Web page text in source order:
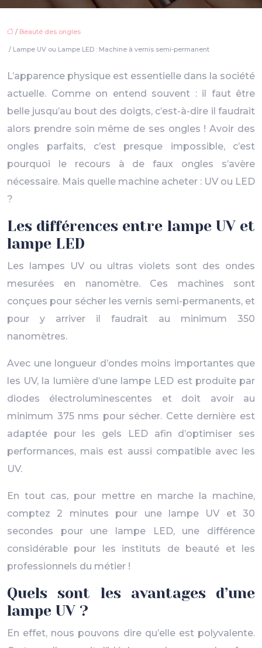
/ Beauté des ongles
/ Lampe UV ou Lampe LED : Machine à vernis semi-permanent
L’apparence physique est essentielle dans la société
actuelle. Comme on entend souvent : il faut être
belle jusqu’au bout des doigts, c’est-à-dire il faudrait
alors prendre soin même de ses ongles ! Avoir des
ongles parfaits, c’est presque impossible, c’est
pourquoi le recours à de faux ongles s’avère
nécessaire. Mais quelle machine acheter : UV ou LED
?
Les différences entre lampe UV et
lampe LED
Les lampes UV ou ultras violets sont des ondes
mesurées en nanomètre. Ces machines sont
conçues pour sécher les vernis semi-permanents, et
pour y arriver il faudrait au minimum 350
nanomètres.
Avec une longueur d’ondes moins importantes que
les UV, la lumière d’une lampe LED est produite par
diodes électroluminescentes et doit avoir au
minimum 375 nms pour sécher. Cette dernière est
adaptée pour les gels LED afin d’optimiser ses
performances, mais est aussi compatible avec les
UV.
En tout cas, pour mettre en marche la machine,
comptez 2 minutes pour une lampe UV et 30
secondes pour une lampe LED, une différence
considérable pour les instituts de beauté et les
professionnels du métier !
Quels sont les avantages d’une
lampe UV ?
En effet, nous pouvons dire qu’elle est polyvalente.